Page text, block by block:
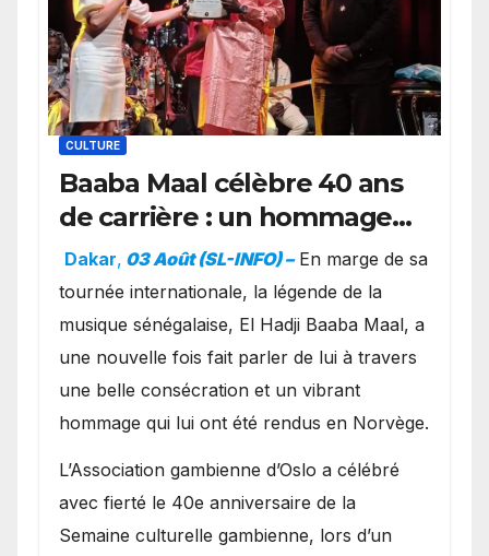
CULTURE
Baaba Maal célèbre 40 ans
de carrière : un hommage
exceptionnel à Oslo en
présence de la famille
royale.
Dakar, 03 Août (SL-INFO) – ​En marge de sa
tournée internationale, la légende de la
musique sénégalaise, El Hadji Baaba Maal, a
une nouvelle fois fait parler de lui à travers
une belle consécration et un vibrant
hommage qui lui ont été rendus en Norvège.
​L’Association gambienne d’Oslo a célébré
avec fierté le 40e anniversaire de la
Semaine culturelle gambienne, lors d’un